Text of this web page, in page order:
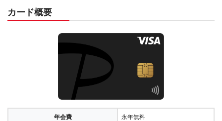
カード概要
年会費 永年無料